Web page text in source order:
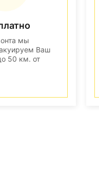
мы
Ваш
50 км. от